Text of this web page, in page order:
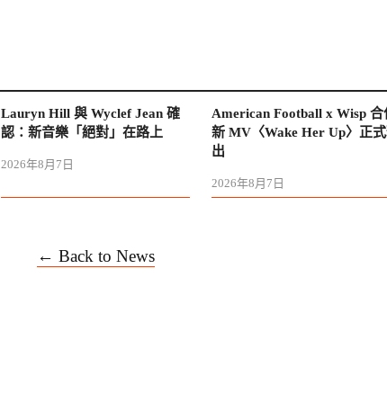
Lauryn Hill 與 Wyclef Jean 確
認：新音樂「絕對」在路上
2026年8月7日
American Football x Wisp 合
新 MV〈Wake Her Up〉正
出
2026年8月7日
← Back to News